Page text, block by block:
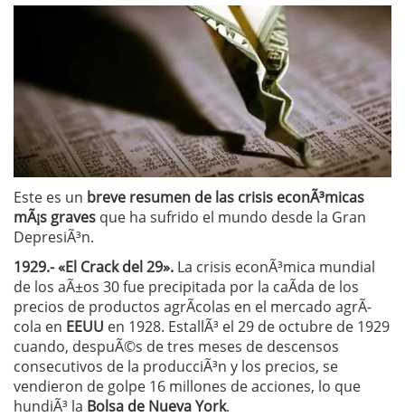
Este es un breve resumen de las crisis econÃ³micas
mÃ¡s graves que ha sufrido el mundo desde la Gran
DepresiÃ³n.
1929.- «El Crack del 29». La crisis econÃ³mica mundial
de los aÃ±os 30 fue precipitada por la caÃ­da de los
precios de productos agrÃ­colas en el mercado agrÃ­
cola en EEUU en 1928. EstallÃ³ el 29 de octubre de 1929
cuando, despuÃ©s de tres meses de descensos
consecutivos de la producciÃ³n y los precios, se
vendieron de golpe 16 millones de acciones, lo que
hundiÃ³ la Bolsa de Nueva York.